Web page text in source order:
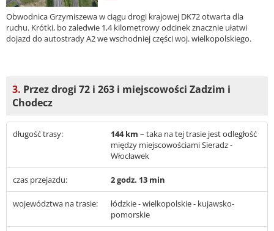
Obwodnica Grzymiszewa w ciągu drogi krajowej DK72 otwarta dla
ruchu. Krótki, bo zaledwie 1,4 kilometrowy odcinek znacznie ułatwi
dojazd do autostrady A2 we wschodniej części woj. wielkopolskiego.
3. Przez drogi 72 i 263 i miejscowości Zadzim i
Chodecz
długość trasy: 144 km – taka na tej trasie jest odległość
między miejscowościami Sieradz -
Włocławek
czas przejazdu: 2 godz. 13 min
województwa na trasie:
łódzkie - wielkopolskie - kujawsko-
pomorskie